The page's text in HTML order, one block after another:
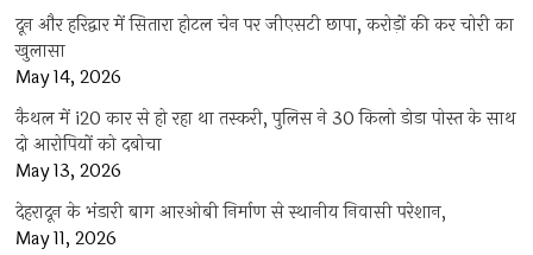
दून और हरिद्वार में सितारा होटल चेन पर जीएसटी छापा, करोड़ों की कर चोरी का
खुलासा
May 14, 2026
कैथल में i20 कार से हो रहा था तस्करी, पुलिस ने 30 किलो डोडा पोस्त के साथ
दो आरोपियों को दबोचा
May 13, 2026
देहरादून के भंडारी बाग आरओबी निर्माण से स्थानीय निवासी परेशान,
May 11, 2026